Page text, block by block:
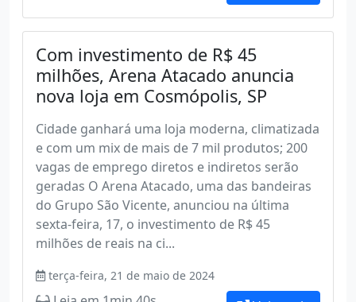
Com investimento de R$ 45
milhões, Arena Atacado anuncia
nova loja em Cosmópolis, SP
Cidade ganhará uma loja moderna, climatizada
e com um mix de mais de 7 mil produtos; 200
vagas de emprego diretos e indiretos serão
geradas O Arena Atacado, uma das bandeiras
do Grupo São Vicente, anunciou na última
sexta-feira, 17, o investimento de R$ 45
milhões de reais na ci...
terça-feira, 21 de maio de 2024